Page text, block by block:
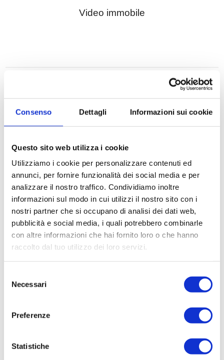
Consenso Dettagli Informazioni sui cookie
Questo sito web utilizza i cookie
Utilizziamo i cookie per personalizzare contenuti ed
annunci, per fornire funzionalità dei social media e per
analizzare il nostro traffico. Condividiamo inoltre
informazioni sul modo in cui utilizzi il nostro sito con i
nostri partner che si occupano di analisi dei dati web,
pubblicità e social media, i quali potrebbero combinarle
con altre informazioni che hai fornito loro o che hanno
raccolto dal tuo utilizzo dei loro servizi.
delNecessari
Preferenze
Statistiche
Video immobile
SOGIM SRL
P.IVA: 06407680963
richieste@sogim.net